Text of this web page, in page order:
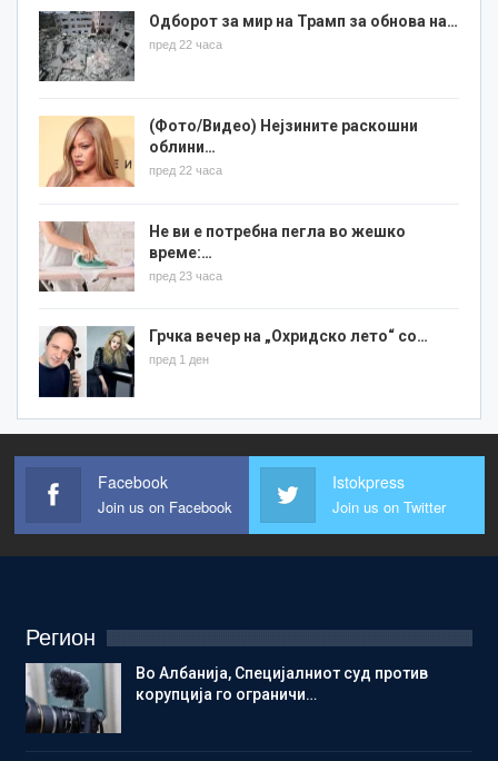
Одборот за мир на Трамп за обнова на…
пред 22 часа
(Фото/Видео) Нејзините раскошни
облини…
пред 22 часа
Не ви е потребна пегла во жешко
време:…
пред 23 часа
Грчка вечер на „Охридско лето“ со…
пред 1 ден
Facebook
Join us on Facebook
Istokpress
Join us on Twitter
Регион
Во Албанија, Специјалниот суд против
корупција го ограничи…